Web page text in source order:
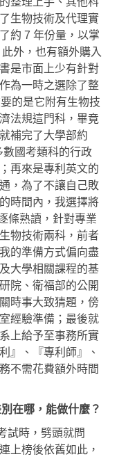
生物技術及代理實
約 7 年份量，以掌
外，也有額外購入
是市面上少有針對
為一時之選除了整
的是它附有生物技
法規這門科，畢竟
補完了大學部約
國考類科的行政
再來是專利英文的
，為了不讓自己敗
時間內，我選擇將
條熟讀，針對專業
物技術兩科，前者
的準備方式偏向盡
大學相關課程的基
院、衛福部的公開
時事大致猜題，傍
經驗準備；最後就
上給予至事務所實
』、『專利師』、
不需花費額外時間
在哪，能做什麼？
時，劈頭就問
上榜後依舊如此，